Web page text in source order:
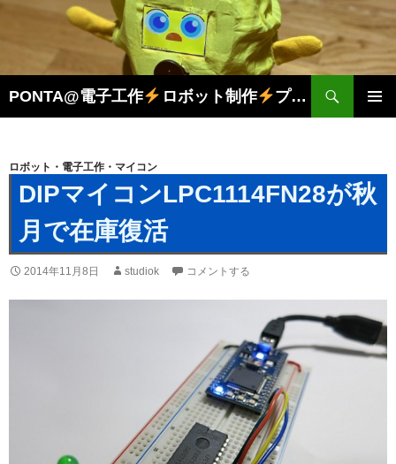
PONTA@電子工作 ロボット制作 プログラミング
索
ン
ツ
へ
キ
ッ
プ
ロボット・電子工作・マイコン
DIPマイコンLPC1114FN28が秋
月で在庫復活
2014年11月8日 studiok コメントする